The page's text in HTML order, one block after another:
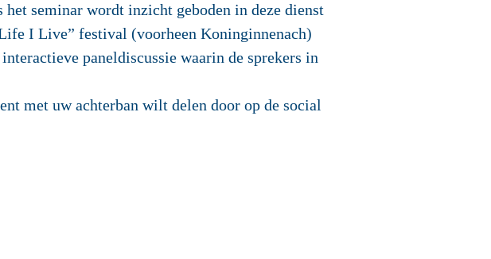
seminar wordt inzicht geboden in deze dienst
I Live” festival (voorheen Koninginnenach)
paneldiscussie waarin de sprekers in
met uw achterban wilt delen door op de social